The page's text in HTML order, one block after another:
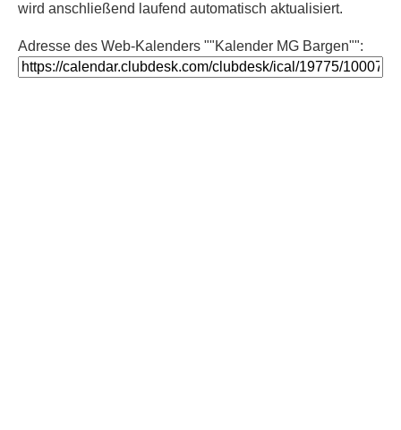
wird anschließend laufend automatisch aktualisiert.
Adresse des Web-Kalenders ""Kalender MG Bargen"":